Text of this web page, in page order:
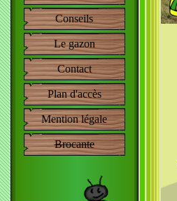
Conseils
Le gazon
Contact
Plan d'accès
Mention légale
Brocante